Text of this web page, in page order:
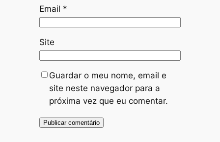
Email *
Site
Guardar o meu nome, email e
site neste navegador para a
próxima vez que eu comentar.